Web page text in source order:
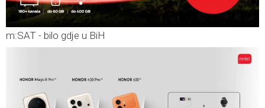
m:SAT - bilo gdje u BiH